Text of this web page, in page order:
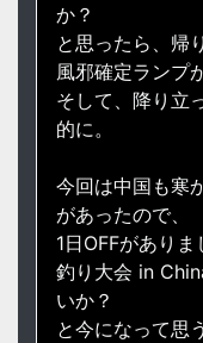
か？
と思ったら、帰
風邪確定ランプ
そして、降り立
的に。
今回は中国も寒
があったので、
1日OFFがありま
釣り大会 in
いか？
と今になって思